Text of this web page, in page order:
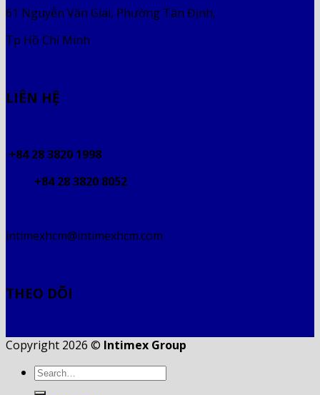
61 Nguyễn Văn Giai, Phường Tân Định,
Tp Hồ Chí Minh
LIÊN HỆ
+84 28 3820 1998
+84 28 3820 8052
intimexhcm@intimexhcm.com
THEO DÕI
Copyright 2026 © Intimex Group